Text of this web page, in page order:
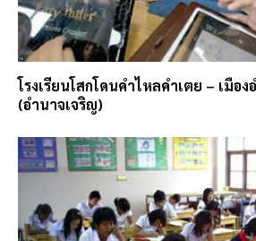
โรงเรียนโสกโดนคำไหลคำเตย – เมือง
(อำนาจเจริญ)